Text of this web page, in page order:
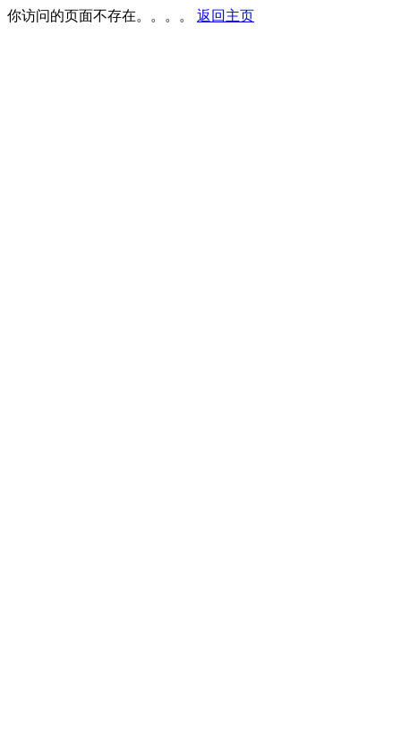
你访问的页面不存在。。。。 返回主页